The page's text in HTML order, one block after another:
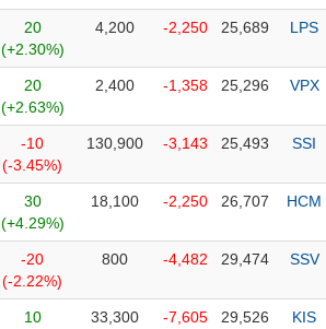
20
(+2.30%)
4,200 -2,250 25,689 LPS
20
(+2.63%)
2,400 -1,358 25,296 VPX
-10
(-3.45%)
130,900 -3,143 25,493 SSI
30
(+4.29%)
18,100 -2,250 26,707 HCM
-20
(-2.22%)
800 -4,482 29,474 SSV
10
33,300 -7,605 29,526 KIS